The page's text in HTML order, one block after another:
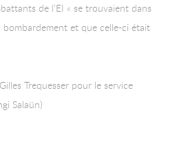
de l’EI « se trouvaient dans
bombardement et que celle-ci était
Trequesser pour le service
Salaün)